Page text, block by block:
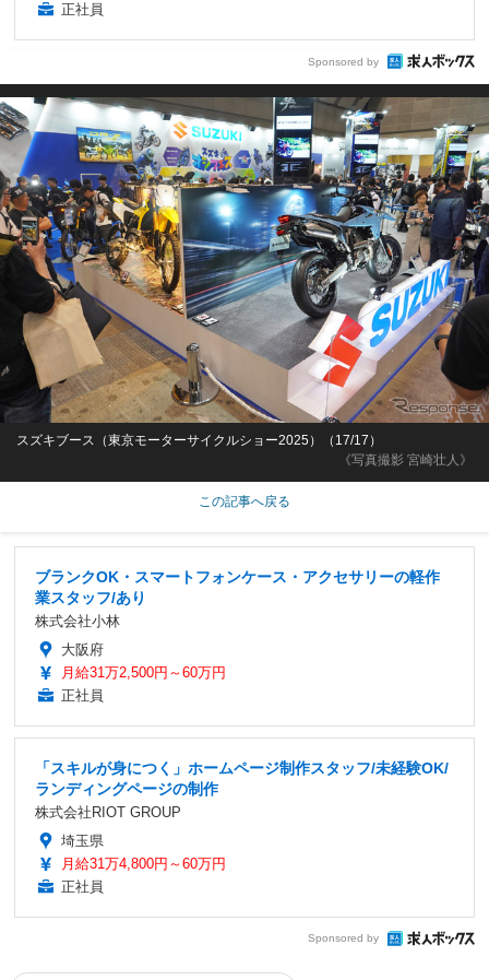
正社員
Sponsored by
《写真撮影 宮崎壮人》
スズキブース（東京モーターサイクルショー2025）（17/17）
この記事へ戻る
ブランクOK・スマートフォンケース・アクセサリーの軽作
業スタッフ/あり
株式会社小林
大阪府
月給31万2,500円～60万円
正社員
「スキルが身につく」ホームページ制作スタッフ/未経験OK/
ランディングページの制作
株式会社RIOT GROUP
埼玉県
月給31万4,800円～60万円
正社員
Sponsored by